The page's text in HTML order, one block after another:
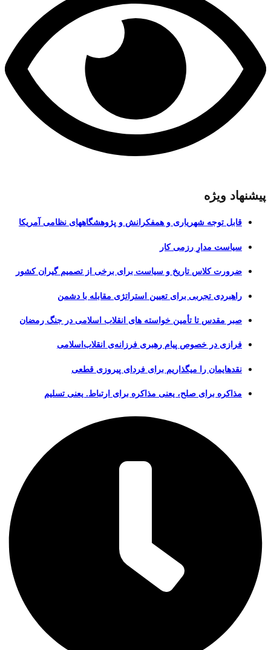
پیشنهاد ویژه
قابل توجه شهریاری و همفکرانش و پژوهشگاههای نظامی آمریکا
سیاست مدارِ رزمی کار
ضرورت کلاس تاریخ و سیاست برای برخی از تصمیم گیران کشور
راهبردی تجربی برای تعیین استراتژی مقابله با دشمن
صبر مقدس تا تأمین خواسته های انقلاب اسلامی در جنگ رمضان
فرازی در خصوص پیام رهبری فرزانه‌ی انقلاب‌اسلامی
نقدهایمان را میگذاریم برای فردای پیروزی قطعی
مذاکره برای صلح، یعنی مذاکره برای ارتباط. یعنی تسلیم